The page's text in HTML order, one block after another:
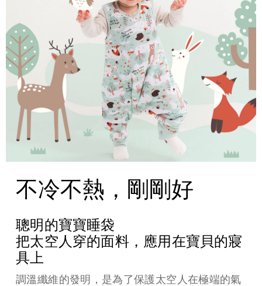
不冷不熱，剛剛好
聰明的寶寶睡袋
把太空人穿的面料，應用在寶貝的寢
具上
調溫纖維的發明，是為了保護太空人在極端的氣